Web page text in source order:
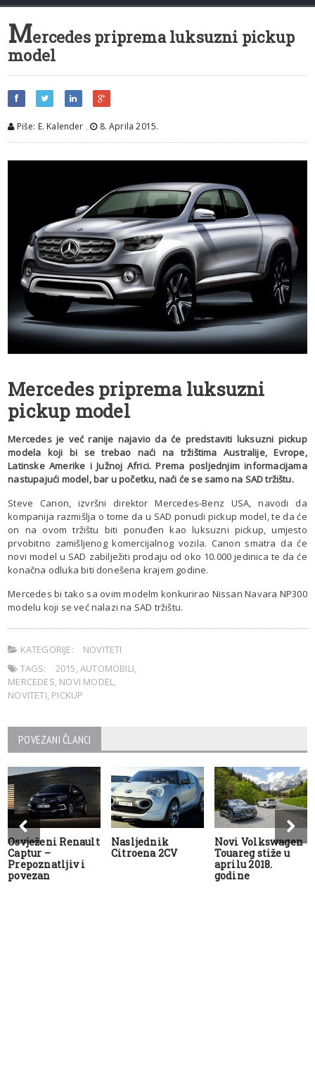
Mercedes priprema luksuzni pickup
model
Piše: E. Kalender , 8. Aprila 2015.
Mercedes priprema luksuzni
pickup model
Mercedes je već ranije najavio da će predstaviti luksuzni pickup
modela koji bi se trebao naći na tržištima Australije, Evrope,
Latinske Amerike i Južnoj Africi. Prema posljednjim informacijama
nastupajući model, bar u početku, naći će se samo na SAD tržištu.
Steve Canon, izvršni direktor Mercedes-Benz USA, navodi da
kompanija razmišlja o tome da u SAD ponudi pickup model, te da će
on na ovom tržištu biti ponuđen kao luksuzni pickup, umjesto
prvobitno zamišljenog komercijalnog vozila. Canon smatra da će
novi model u SAD zabilježiti prodaju od oko 10.000 jedinica te da će
konačna odluka biti donešena krajem godine.
Mercedes bi tako sa ovim modelm konkurirao Nissan Navara NP300
modelu koji se već nalazi na SAD tržištu.
KATEGORIJE:
NOVITETI
TAGS:
2015 AUTOMOBILI
MERCEDES NOVI MODEL
NOVITETI PICKUP
POVEZANI ČLANCI
Osvježeni Renault
Captur –
Prepoznatljiv i
povezan
Nasljednik
Citroena 2CV
Novi Volkswagen
Touareg stiže u
aprilu 2018.
godine